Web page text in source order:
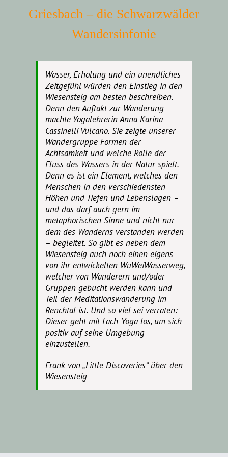
Griesbach – die Schwarzwälder
Wandersinfonie
Wasser, Erholung und ein unendliches
Zeitgefühl würden den Einstieg in den
Wiesensteig am besten beschreiben.
Denn den Auftakt zur Wanderung
machte Yogalehrerin Anna Karina
Cassinelli Vulcano. Sie zeigte unserer
Wandergruppe Formen der
Achtsamkeit und welche Rolle der
Fluss des Wassers in der Natur spielt.
Denn es ist ein Element, welches den
Menschen in den verschiedensten
Höhen und Tiefen und Lebenslagen –
und das darf auch gern im
metaphorischen Sinne und nicht nur
dem des Wanderns verstanden werden
– begleitet. So gibt es neben dem
Wiesensteig auch noch einen eigens
von ihr entwickelten WuWeiWasserweg,
welcher von Wanderern und/oder
Gruppen gebucht werden kann und
Teil der Meditationswanderung im
Renchtal ist. Und so viel sei verraten:
Dieser geht mit Lach-Yoga los, um sich
positiv auf seine Umgebung
einzustellen.
Frank von „Little Discoveries“ über den
Wiesensteig